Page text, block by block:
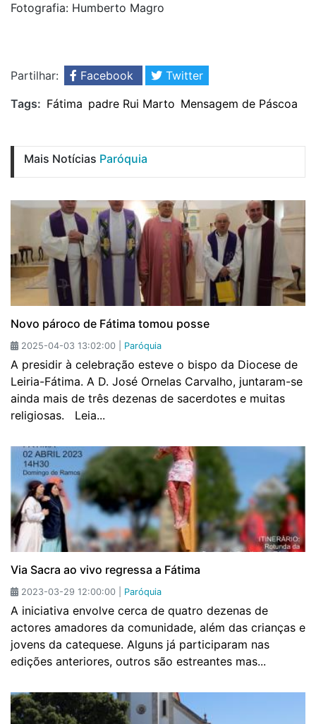
Fotografia: Humberto Magro
Partilhar: Facebook
Twitter
Tags: Fátima padre Rui Marto Mensagem de Páscoa
Mais Notícias Paróquia
Novo pároco de Fátima tomou posse
2025-04-03 13:02:00 | Paróquia
A presidir à celebração esteve o bispo da Diocese de
Leiria-Fátima. A D. José Ornelas Carvalho, juntaram-se
ainda mais de três dezenas de sacerdotes e muitas
religiosas. Leia...
Via Sacra ao vivo regressa a Fátima
2023-03-29 12:00:00 | Paróquia
A iniciativa envolve cerca de quatro dezenas de
actores amadores da comunidade, além das crianças e
jovens da catequese. Alguns já participaram nas
edições anteriores, outros são estreantes mas...